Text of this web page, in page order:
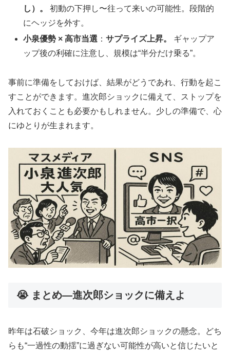
し）。
初動の下押し〜往って来いの可能性。段階的
にヘッジを外す。
小泉優勢 × 高市当選 ：サプライズ上昇。
ギャップア
ップ後の利確に注意し、規模は“半分だけ乗る”。
事前に準備をしておけば、結果がどうであれ、行動を起こ
すことができます。進次郎ショックに備えて、ストップを
入れておくことも必要かもしれません。少しの準備で、心
にゆとりが生まれます。
😭 まとめ—進次郎ショックに備えよ
昨年は石破ショック、今年は進次郎ショックの懸念。どち
らも“一過性の動揺”に過ぎない可能性が高いと信じたいと